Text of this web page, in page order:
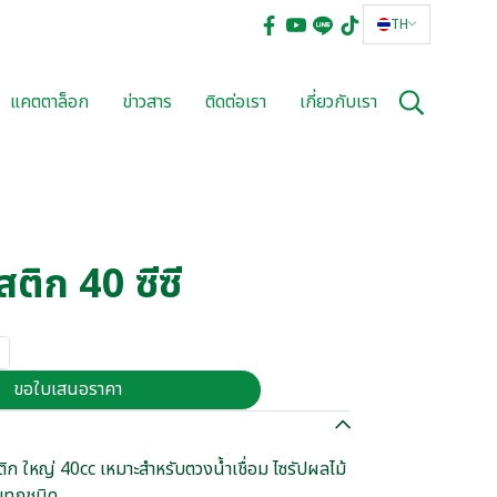
TH
แคตตาล็อก ข่าวสาร ติดต่อเรา เกี่ยวกับเรา
ติก 40 ซีซี
ขอใบเสนอราคา
ใหญ่ 40cc เหมาะสำหรับตวงน้ำเชื่อม ไซรัปผลไม้